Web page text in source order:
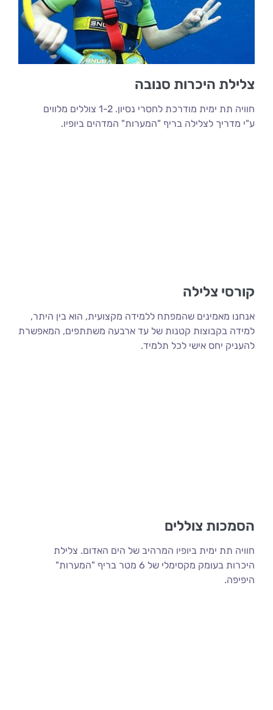
צלילת היכרות סנובה
חוויה תת ימית מודרכת לחסרי נסיון. 1-2 צוללים מלווים
ע"י מדריך לצלילה בריף "המערות" המדהים ביופיו.
קורסי צלילה
אנחנו מאמינים שהמפתח ללמידה מקצועית, הוא בין היתר,
למידה בקבוצות קטנות של עד ארבעה משתתפים, המאפשרת
להעניק יחס אישי לכל תלמיד.
הסמכות צוללים
חוויה תת ימית ביופיו המרהיב של הים האדום. צלילת
היכרות בעומק מקסימלי של 6 מטר בריף "המערות"
היפיפה.